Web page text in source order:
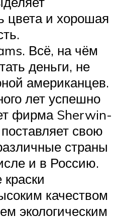
цвета и хорошая
Всё, на чём
деньги, не
американцев.
лет успешно
фирма Sherwin-
свою
страны
и в Россию.
качеством
экологическим